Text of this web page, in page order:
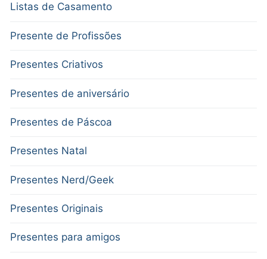
Listas de Casamento
Presente de Profissões
Presentes Criativos
Presentes de aniversário
Presentes de Páscoa
Presentes Natal
Presentes Nerd/Geek
Presentes Originais
Presentes para amigos